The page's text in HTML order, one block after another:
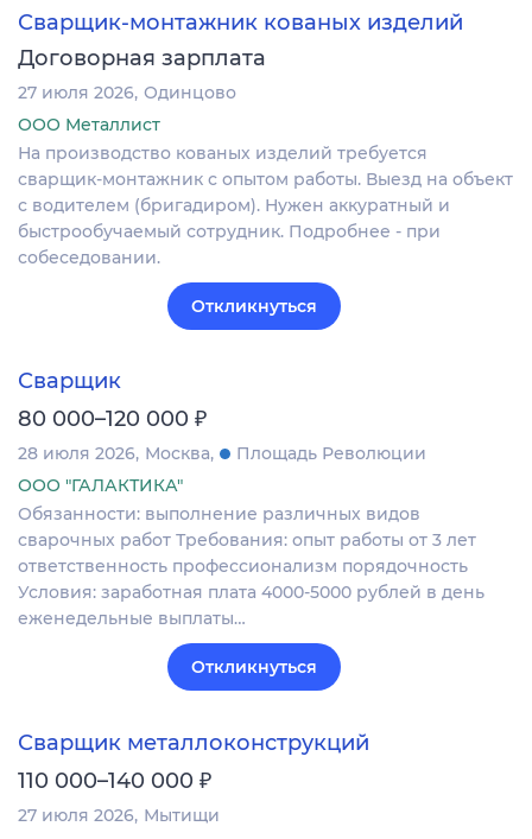
Сварщик-монтажник кованых изделий
Договорная зарплата
27 июля 2026 Одинцово
ООО Металлист
На производство кованых изделий требуется
сварщик-монтажник с опытом работы. Выезд на объект
с водителем (бригадиром). Нужен аккуратный и
быстрообучаемый сотрудник. Подробнее - при
собеседовании.
Откликнуться
Сварщик
80 000–120 000 ₽
28 июля 2026 Москва
Площадь Революции
ООО "ГАЛАКТИКА"
Обязанности: выполнение различных видов
сварочных работ Требования: опыт работы от 3 лет
ответственность профессионализм порядочность
Условия: заработная плата 4000-5000 рублей в день
еженедельные выплаты…
Откликнуться
Сварщик металлоконструкций
110 000–140 000 ₽
27 июля 2026 Мытищи